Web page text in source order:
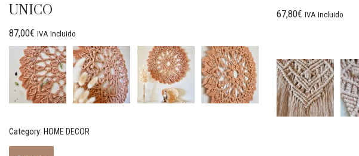
UNICO
87,00€ IVA Incluido
Category: HOME DECOR
67,80€ IVA Incluido